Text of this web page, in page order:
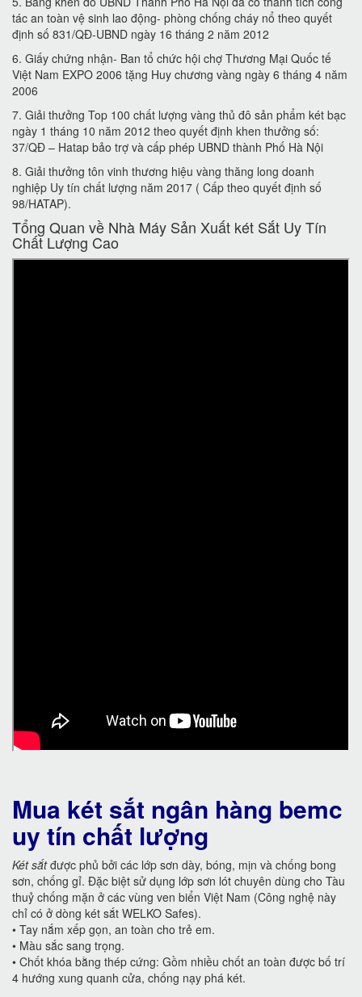
tác an toàn vệ sinh lao động- phòng chống cháy nổ theo quyết
định số 831/QĐ-UBND ngày 16 tháng 2 năm 2012
6. Giấy chứng nhận- Ban tổ chức hội chợ Thương Mại Quốc tế
Việt Nam EXPO 2006 tặng Huy chương vàng ngày 6 tháng 4 năm
2006
7. Giải thưởng Top 100 chất lượng vàng thủ đô sản phẩm két bạc
ngày 1 tháng 10 năm 2012 theo quyết định khen thưởng số:
37/QĐ – Hatap bảo trợ và cấp phép UBND thành Phố Hà Nội
8. Giải thưởng tôn vinh thương hiệu vàng thăng long doanh
nghiệp Uy tín chất lượng năm 2017 ( Cấp theo quyết định số
98/HATAP).
Tổng Quan về Nhà Máy Sản Xuất két Sắt Uy Tín
Chất Lượng Cao
Mua két sắt ngân hàng bemc
uy tín chất lượng
Két sắtđược phủ bởi các lớp sơn dày, bóng, mịn và chống bong
sơn, chống gỉ. Đặc biệt sử dụng lớp sơn lót chuyên dùng cho Tàu
thuỷ chống mặn ở các vùng ven biển Việt Nam (Công nghệ này
chỉ có ở dòng két sắt WELKO Safes).
• Tay nắm xếp gọn, an toàn cho trẻ em.
• Màu sắc sang trọng.
• Chốt khóa bằng thép cứng: Gồm nhiều chốt an toàn được bố trí
4 hướng xung quanh cửa, chống nạy phá két.